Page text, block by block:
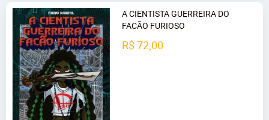
A CIENTISTA GUERREIRA DO
FACÃO FURIOSO
R$ 72,00